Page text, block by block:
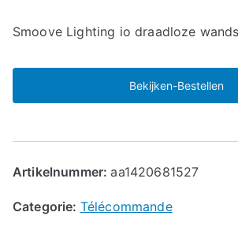
Smoove Lighting io draadloze
Bekijken-Bestellen
Artikelnummer:aa1420681527
Categorie: Télécommande